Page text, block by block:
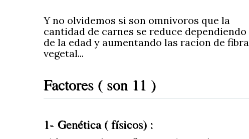
Y no olvidemos si son omnivoros que la
cantidad de carnes se reduce dependiendo
de la edad y aumentando las racion de fibra
vegetal...
Factores ( son 11 )
1- Genética ( físicos) :